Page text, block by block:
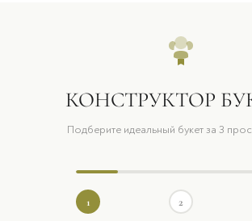
КОНСТРУКТОР
Подберите идеальный букет за 3
1 2